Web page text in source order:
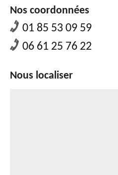
Nos coordonnées
01 85 53 09 59
06 61 25 76 22
Nous localiser